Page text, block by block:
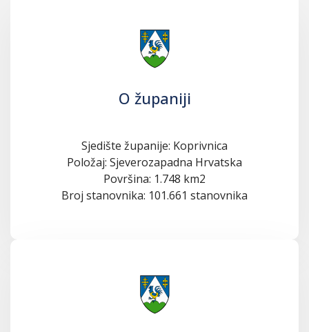
O županiji
Sjedište županije: Koprivnica
Položaj: Sjeverozapadna Hrvatska
Površina: 1.748 km2
Broj stanovnika: 101.661 stanovnika